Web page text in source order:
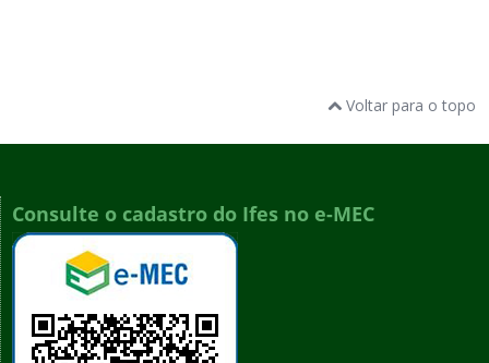
Voltar para o topo
Consulte o cadastro do Ifes no e-MEC